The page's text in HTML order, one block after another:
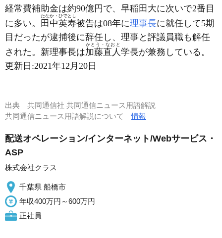
経常費補助金は約90億円で、早稲田大に次いで2番目
に多い。
田中英寿
たなか・ひでとし
被告は08年に理事長に就任して5期
目だったが逮捕後に辞任し、理事と評議員職も解任
された。新理事長は加藤直人
かとう・なおと
学長が兼務している。
更新日:2021年12月20日
出典 共同通信社 共同通信ニュース用語解説
共同通信ニュース用語解説について情報
配送オペレーション/インターネット/Webサービス・
ASP
株式会社クラス
千葉県 船橋市
年収400万円～600万円
正社員